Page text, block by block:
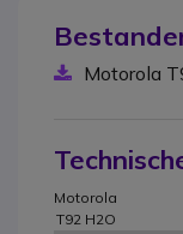
Motorola
Motorola
T92 H2O